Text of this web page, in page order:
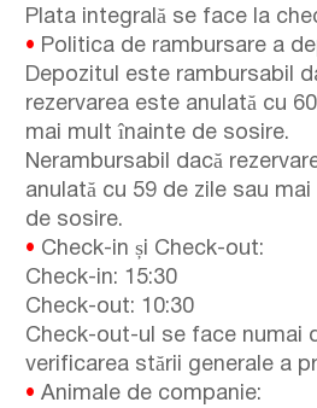
Plata integrală se face la
• Politica de rambursare a
Depozitul este rambursabil
rezervarea este anulată cu
mai mult înainte de sosire.
Nerambursabil dacă
anulată cu 59 de zile sau
de sosire.
• Check-in și Check-out:
Check-in: 15:30
Check-out: 10:30
Check-out-ul se face numai
verificarea stării generale a
• Animale de companie: